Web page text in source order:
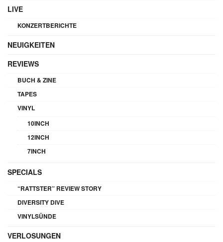
LIVE
KONZERTBERICHTE
NEUIGKEITEN
REVIEWS
BUCH & ZINE
TAPES
VINYL
10INCH
12INCH
7INCH
SPECIALS
“RATTSTER” REVIEW STORY
DIVERSITY DIVE
VINYLSÜNDE
VERLOSUNGEN